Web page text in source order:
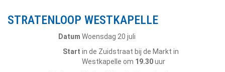
STRATENLOOP WESTKAPELLE
Datum Woensdag 20 juli
Start in de Zuidstraat bij de Markt in
Westkapelle om 19.30uur